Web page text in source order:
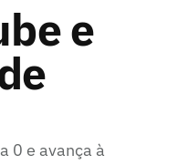
e
0 e avança à